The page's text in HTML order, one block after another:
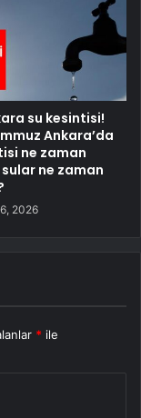
su kesintisi!
Ankara’da
ne zaman
ne zaman
2026
* ile